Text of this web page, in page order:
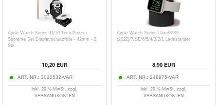
Apple Watch Series 11/10 Tech-Protect
Supreme Set Displayschutzfolie - 42mm - 2
Stk.
10,20EUR
ART. NR.: 3010532-VAR
inkl. 20 % MwSt. zzgl.
VERSANDKOSTEN
Apple Watch Series Ultra/8/SE
(2022)/7/SE/6/5/4/3/2/1 Ladeständer
8,90EUR
ART. NR.: 248975-VAR
inkl. 20 % MwSt. zzgl.
VERSANDKOSTEN